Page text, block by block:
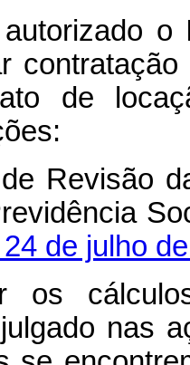
o
de
Revisão
de julho
os
nas